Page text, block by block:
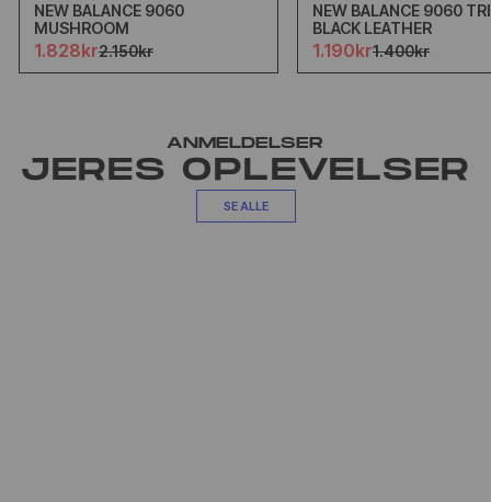
NEW BALANCE 9060
MUSHROOM
1.828kr2.150kr
NEW BALANCE 9060
BLACK LEATHER
1.190kr1.400kr
ANMELDELSER
JERES OPLEVELSER
SE ALLE